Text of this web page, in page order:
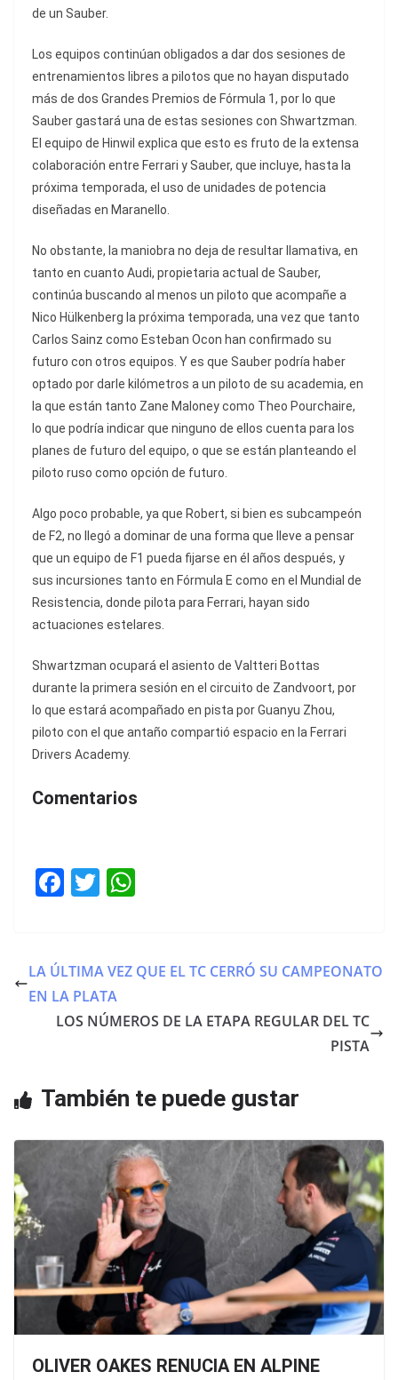
de un Sauber.
Los equipos continúan obligados a dar dos sesiones de
entrenamientos libres a pilotos que no hayan disputado
más de dos Grandes Premios de Fórmula 1, por lo que
Sauber gastará una de estas sesiones con Shwartzman.
El equipo de Hinwil explica que esto es fruto de la extensa
colaboración entre Ferrari y Sauber, que incluye, hasta la
próxima temporada, el uso de unidades de potencia
diseñadas en Maranello.
No obstante, la maniobra no deja de resultar llamativa, en
tanto en cuanto Audi, propietaria actual de Sauber,
continúa buscando al menos un piloto que acompañe a
Nico Hülkenberg la próxima temporada, una vez que tanto
Carlos Sainz como Esteban Ocon han confirmado su
futuro con otros equipos. Y es que Sauber podría haber
optado por darle kilómetros a un piloto de su academia, en
la que están tanto Zane Maloney como Theo Pourchaire,
lo que podría indicar que ninguno de ellos cuenta para los
planes de futuro del equipo, o que se están planteando el
piloto ruso como opción de futuro.
Algo poco probable, ya que Robert, si bien es subcampeón
de F2, no llegó a dominar de una forma que lleve a pensar
que un equipo de F1 pueda fijarse en él años después, y
sus incursiones tanto en Fórmula E como en el Mundial de
Resistencia, donde pilota para Ferrari, hayan sido
actuaciones estelares.
Shwartzman ocupará el asiento de Valtteri Bottas
durante la primera sesión en el circuito de Zandvoort, por
lo que estará acompañado en pista por Guanyu Zhou,
piloto con el que antaño compartió espacio en la Ferrari
Drivers Academy.
Comentarios
F
e
b
o
T
er s
p
LA ÚLTIMA VEZ QUE EL TC CERRÓ SU CAMPEONATO
EN LA PLATA
LOS NÚMEROS DE LA ETAPA REGULAR DEL TC
PISTA
También te puede gustar
OLIVER OAKES RENUCIA EN ALPINE